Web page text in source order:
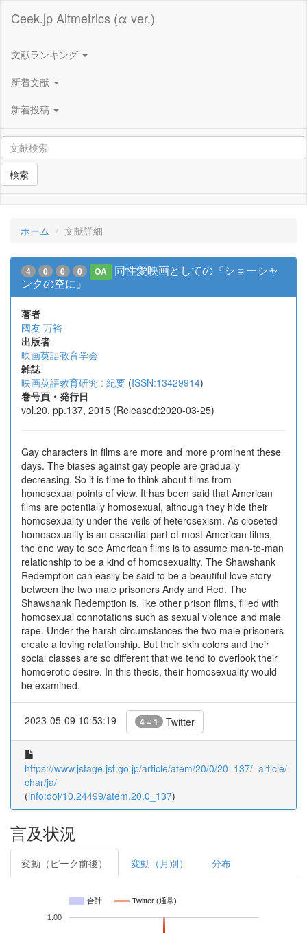
Ceek.jp Altmetrics (α ver.)
文献ランキング
新着文献
新着投稿
検索
ホーム 文献詳細
4 0 0 0 OA
同性愛映画としての『ショーシャ
ンクの空に』
著者
國友 万裕
出版者
映画英語教育学会
雑誌
映画英語教育研究 : 紀要 (ISSN:13429914)
巻号頁・発行日
vol.20, pp.137, 2015 (Released:2020-03-25)
Gay characters in films are more and more prominent these
days. The biases against gay people are gradually
decreasing. So it is time to think about films from
homosexual points of view. It has been said that American
films are potentially homosexual, although they hide their
homosexuality under the veils of heterosexism. As closeted
homosexuality is an essential part of most American films,
the one way to see American films is to assume man-to-man
relationship to be a kind of homosexuality. The Shawshank
Redemption can easily be said to be a beautiful love story
between the two male prisoners Andy and Red. The
Shawshank Redemption is, like other prison films, filled with
homosexual connotations such as sexual violence and male
rape. Under the harsh circumstances the two male prisoners
create a loving relationship. But their skin colors and their
social classes are so different that we tend to overlook their
homoerotic desire. In this thesis, their homosexuality would
be examined.
2023-05-09 10:53:19 4 + 1 Twitter
https://www.jstage.jst.go.jp/article/atem/20/0/20_137/_article/-
char/ja/
(info:doi/10.24499/atem.20.0_137)
言及状況
変動（ピーク前後） 変動（月別） 分布
合計 Twitter (通常)
1.00